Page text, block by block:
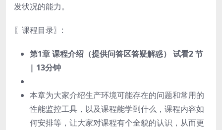
发状况的能力。
〖课程目录〗:
第1章 课程介绍（提供问答区答疑解惑） 试看2 节
| 13分钟
本章为大家介绍生产环境可能存在的问题和常用的
性能监控工具，以及课程能学到什么，课程内容如
何安排等，让大家对课程有个全貌的认识，从而更